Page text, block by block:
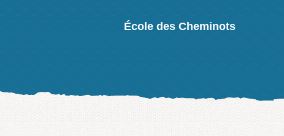
École des Cheminots